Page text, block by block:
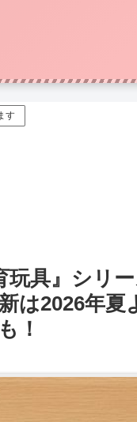
す
玩具』シリ
は2026年
！